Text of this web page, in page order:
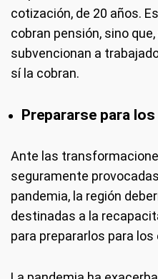
cotización, de 20 años.
cobran pensión, sino
subvencionan a
sí la cobran.
Prepararse para
Ante las
seguramente
pandemia, la región
destinadas a la
para prepararlos para